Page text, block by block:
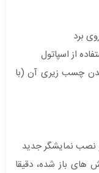
برد
از اسپاتول
چسب زیری آن (با
نمایشگر جدید
های باز شده، دقیقا